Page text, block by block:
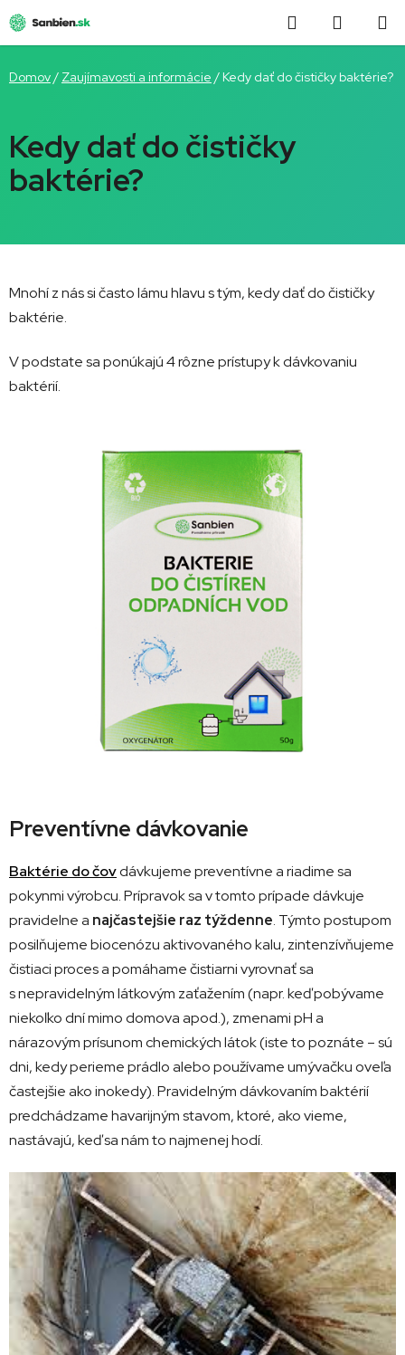
na
obsah
Hľadať
KOŠÍK
Domov/ Zaujímavosti a informácie / Kedy dať do čističky baktérie?
Kedy dať do čističky
baktérie?
Mnohí z nás si často lámu hlavu s tým, kedy dať do čističky
baktérie.
V podstate sa ponúkajú 4 rôzne prístupy k dávkovaniu
baktérií.
Preventívne dávkovanie
Baktérie do čovdávkujeme preventívne a riadime sa
pokynmi výrobcu. Prípravok sa v tomto prípade dávkuje
pravidelne a najčastejšie raz týždenne. Týmto postupom
posilňujeme biocenózu aktivovaného kalu, zintenzívňujeme
čistiaci proces a pomáhame čistiarni vyrovnať sa
s nepravidelným látkovým zaťažením (napr. keď pobývame
niekoľko dní mimo domova apod.), zmenami pH a
nárazovým prísunom chemických látok (iste to poznáte – sú
dni, kedy perieme prádlo alebo používame umývačku oveľa
častejšie ako inokedy). Pravidelným dávkovaním baktérií
predchádzame havarijným stavom, ktoré, ako vieme,
nastávajú, keď sa nám to najmenej hodí.